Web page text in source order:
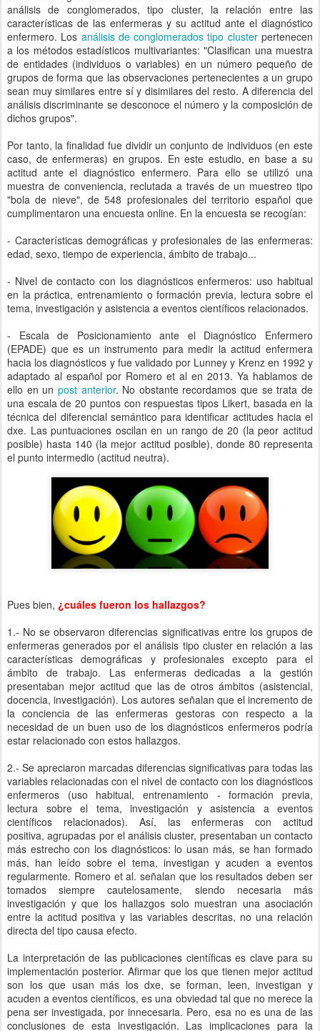
análisis de conglomerados, tipo cluster, la relación entre las
características de las enfermeras y su actitud ante el diagnóstico
enfermero. Los análisis de conglomerados tipo clusterpertenecen
a los métodos estadísticos multivariantes: "Clasifican una muestra
de entidades (individuos o variables) en un número pequeño de
grupos de forma que las observaciones pertenecientes a un grupo
sean muy similares entre sí y disimilares del resto. A diferencia del
análisis discriminante se desconoce el número y la composición de
dichos grupos".
Por tanto, la finalidad fue dividir un conjunto de individuos (en este
caso, de enfermeras) en grupos. En este estudio, en base a su
actitud ante el diagnóstico enfermero. Para ello se utilizó una
muestra de conveniencia, reclutada a través de un muestreo tipo
"bola de nieve", de 548 profesionales del territorio español que
cumplimentaron una encuesta online. En la encuesta se recogían:
- Características demográficas y profesionales de las enfermeras:
edad, sexo, tiempo de experiencia, ámbito de trabajo...
- Nivel de contacto con los diagnósticos enfermeros: uso habitual
en la práctica, entrenamiento o formación previa, lectura sobre el
tema, investigación y asistencia a eventos científicos relacionados.
- Escala de Posicionamiento ante el Diagnóstico Enfermero
(EPADE) que es un instrumento para medir la actitud enfermera
hacia los diagnósticos y fue validado por Lunney y Krenz en 1992 y
adaptado al español por Romero et al en 2013. Ya hablamos de
ello en un post anterior. No obstante recordamos que se trata de
una escala de 20 puntos con respuestas tipos Likert, basada en la
técnica del diferencial semántico para identificar actitudes hacia el
dxe. Las puntuaciones oscilan en un rango de 20 (la peor actitud
posible) hasta 140 (la mejor actitud posible), donde 80 representa
el punto intermedio (actitud neutra).
Pues bien, ¿cuáles fueron los hallazgos?
1.- No se observaron diferencias significativas entre los grupos de
enfermeras generados por el análisis tipo cluster en relación a las
características demográficas y profesionales excepto para el
ámbito de trabajo. Las enfermeras dedicadas a la gestión
presentaban mejor actitud que las de otros ámbitos (asistencial,
docencia, investigación). Los autores señalan que el incremento de
la conciencia de las enfermeras gestoras con respecto a la
necesidad de un buen uso de los diagnósticos enfermeros podría
estar relacionado con estos hallazgos.
2.- Se apreciaron marcadas diferencias significativas para todas las
variables relacionadas con el nivel de contacto con los diagnósticos
enfermeros (uso habitual, entrenamiento - formación previa,
lectura sobre el tema, investigación y asistencia a eventos
científicos relacionados). Así, las enfermeras con actitud
positiva, agrupadas por el análisis cluster, presentaban un contacto
más estrecho con los diagnósticos: lo usan más, se han formado
más, han leído sobre el tema, investigan y acuden a eventos
regularmente. Romero et al. señalan que los resultados deben ser
tomados siempre cautelosamente, siendo necesaria más
investigación y que los hallazgos solo muestran una asociación
entre la actitud positiva y las variables descritas, no una relación
directa del tipo causa efecto.
La interpretación de las publicaciones científicas es clave para su
implementación posterior. Afirmar que los que tienen mejor actitud
son los que usan más los dxe, se forman, leen, investigan y
acuden a eventos científicos, es una obviedad tal que no merece la
pena ser investigada, por innecesaria. Pero, esa no es una de las
conclusiones de esta investigación. Las implicaciones para la